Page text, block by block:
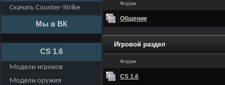
Скачать Counter-Strike
Мы в ВК
CS 1.6
Модели игроков
Модели оружия
Форум
Общение
Игровой раздел
Форум
CS 1.6